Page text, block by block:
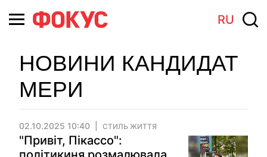
RU
НОВИНИ КАНДИДАТ
МЕРИ
02.10.2025 10:40 СТИЛЬ ЖИТТЯ
"Привіт, Пікассо":